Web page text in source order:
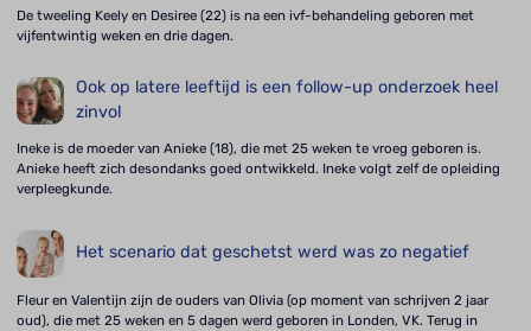
De tweeling Keely en Desiree (22) is na een ivf-behandeling geboren met
vijfentwintig weken en drie dagen.
Ook op latere leeftijd is een follow-up onderzoek heel
zinvol
Ineke is de moeder van Anieke (18), die met 25 weken te vroeg geboren is.
Anieke heeft zich desondanks goed ontwikkeld. Ineke volgt zelf de opleiding
verpleegkunde.
Het scenario dat geschetst werd was zo negatief
Fleur en Valentijn zijn de ouders van Olivia (op moment van schrijven 2 jaar
oud), die met 25 weken en 5 dagen werd geboren in Londen, VK. Terug in